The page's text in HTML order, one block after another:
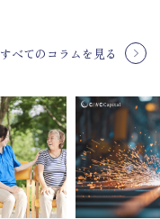
すべてのコラムを見る